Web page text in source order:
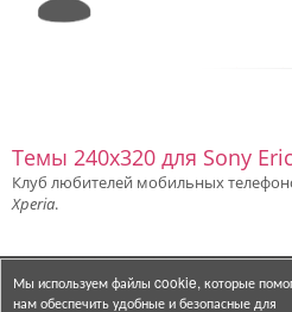
Мы используем файлы cookie, которые
нам обеспечить удобные и безопасные для
Темы 240x320 для Sony
Клуб любителей мобильных
Xperia.
© 2007 — 2025 «Semasterz»